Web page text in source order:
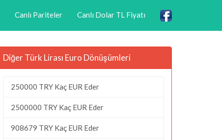
Canlı Pariteler Canlı Dolar TL Fiyatı
Diğer Türk Lirası Euro Dönüşümleri
250000 TRY Kaç EUR Eder
2500000 TRY Kaç EUR Eder
908679 TRY Kaç EUR Eder